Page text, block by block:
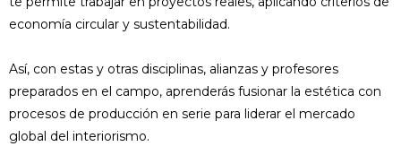
economía circular y sustentabilidad.
Así, con estas y otras disciplinas, alianzas y profesores
preparados en el campo, aprenderás fusionar la estética con
procesos de producción en serie para liderar el mercado
global del interiorismo.